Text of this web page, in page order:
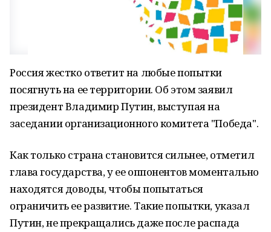
Россия жестко ответит на любые попытки
посягнуть на ее территории. Об этом заявил
президент Владимир Путин, выступая на
заседании организационного комитета "Победа".
Как только страна становится сильнее, отметил
глава государства, у ее оппонентов моментально
находятся доводы, чтобы попытаться
ограничить ее развитие. Такие попытки, указал
Путин, не прекращались даже после распада